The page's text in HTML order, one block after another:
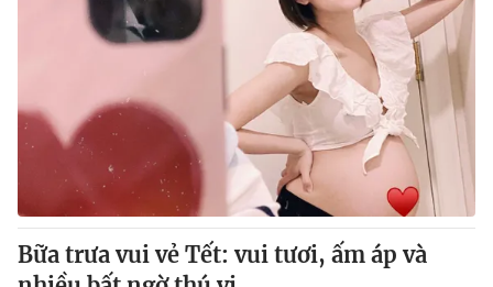
Bữa trưa vui vẻ Tết: vui tươi, ấm áp và